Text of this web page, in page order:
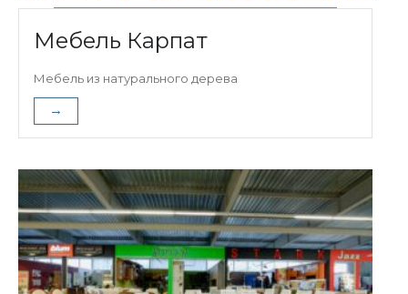
Мебель Карпат
Мебель из натурального дерева
→